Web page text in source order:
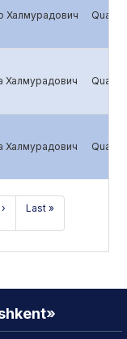
Халмурадович
Халмурадович
Халмурадович
Last »